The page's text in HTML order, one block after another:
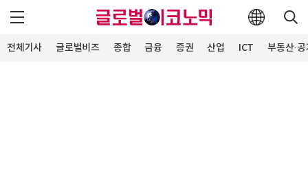
전체기사 글로벌비즈 종합 금융 증권 산업 ICT 부동산·